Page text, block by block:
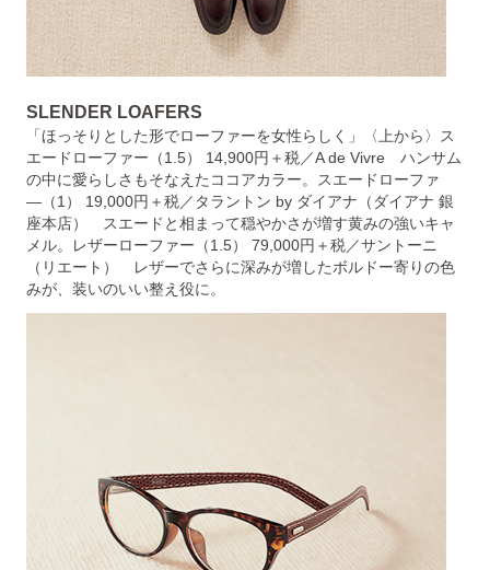
SLENDER LOAFERS
「ほっそりとした形でローファーを女性らしく」〈上から〉ス
エードローファー（1.5） 14,900円＋税／A de Vivre ハンサム
の中に愛らしさもそなえたココアカラー。スエードローファ
―（1） 19,000円＋税／タラントン by ダイアナ（ダイアナ 銀
座本店） スエードと相まって穏やかさが増す黄みの強いキャ
メル。レザーローファー（1.5） 79,000円＋税／サントーニ
（リエート） レザーでさらに深みが増したボルドー寄りの色
みが、装いのいい整え役に。